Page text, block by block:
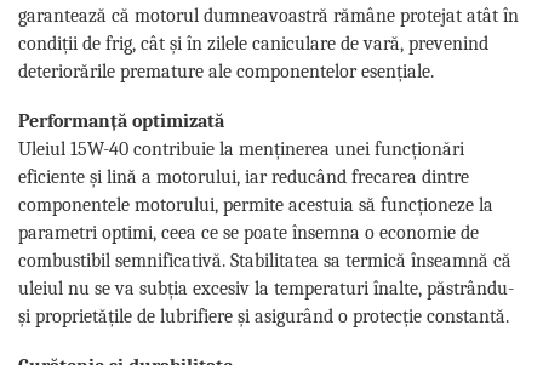
garantează că motorul dumneavoastră rămâne protejat atât în
condiții de frig, cât și în zilele caniculare de vară, prevenind
deteriorările premature ale componentelor esențiale.
Performanță optimizată
Uleiul 15W-40 contribuie la menținerea unei funcționări
eficiente și lină a motorului, iar reducând frecarea dintre
componentele motorului, permite acestuia să funcționeze la
parametri optimi, ceea ce se poate însemna o economie de
combustibil semnificativă. Stabilitatea sa termică înseamnă că
uleiul nu se va subția excesiv la temperaturi înalte, păstrându-
și proprietățile de lubrifiere și asigurând o protecție constantă.